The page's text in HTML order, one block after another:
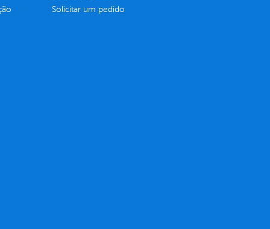
Solicitar um pedido